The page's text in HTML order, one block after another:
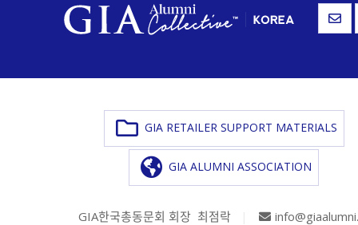
GIA RETAILER SUPPORT MATERIALS
GIA ALUMNI ASSOCIATION
GIA한국총동문회 회장 최점락